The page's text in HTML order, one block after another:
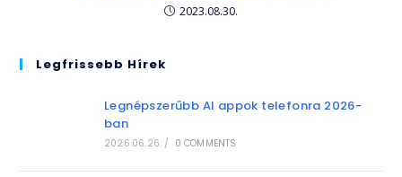
2023.08.30.
Legfrissebb Hírek
Legnépszerűbb AI appok telefonra 2026-
ban
2026.06.26. / 0 COMMENTS